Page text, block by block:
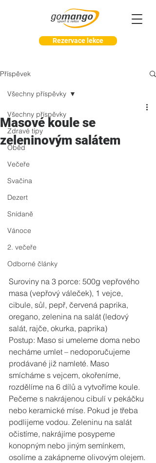
Rezervace lekce
Příspěvek
Všechny příspěvky
Zdravé tipy
Oběd
Večeře
Svačina
Dezert
Snídaně
Vánoce
2. večeře
Odborné články
Všechny příspěvky
Masové koule se
zeleninovým salátem
Suroviny na 3 porce: 500g vepřového
masa (vepřový váleček), 1 vejce,
cibule, sůl, pepř, červená paprika,
oregano, zelenina na salát (ledový
salát, rajče, okurka, paprika)
Postup: Maso si umeleme doma nebo
necháme umlet – nedoporučujeme
prodávané již namleté. Maso
smícháme s vejcem, okořeníme,
rozdělíme na 6 dílů a vytvoříme koule.
Pečeme s nakrájenou cibulí v pekáčku
nebo keramické míse. Pokud je třeba
podlijeme vodou. Zeleninu na salát
očistíme, nakrájíme posypeme
konopným nebo jiným semínkem,
osolíme a zakápneme olivovým olejem.